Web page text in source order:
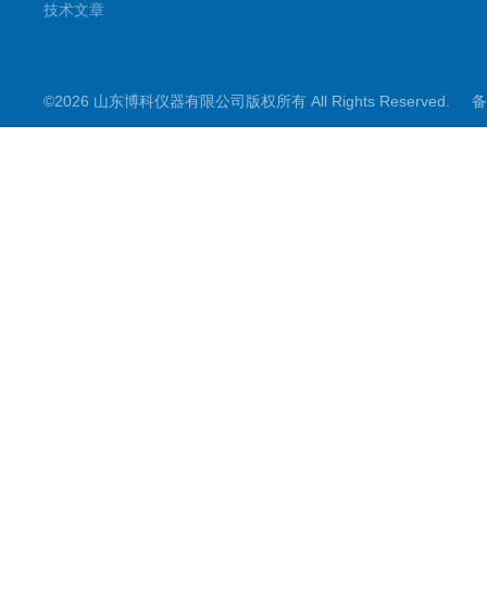
技术文章
©2026 山东博科仪器有限公司版权所有 All Rights Reserved.